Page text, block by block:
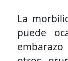
La
puede